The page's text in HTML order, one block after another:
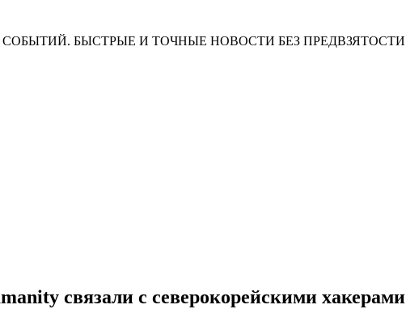
БЫСТРЫЕ И ТОЧНЫЕ НОВОСТИ БЕЗ ПРЕДВЗЯТОСТИ
связали с северокорейскими хакерами